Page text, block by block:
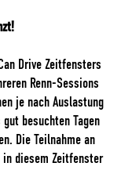
Drive Zeitfensters
Renn-Sessions
je nach Auslastung
besuchten Tagen
Die Teilnahme an
diesem Zeitfenster